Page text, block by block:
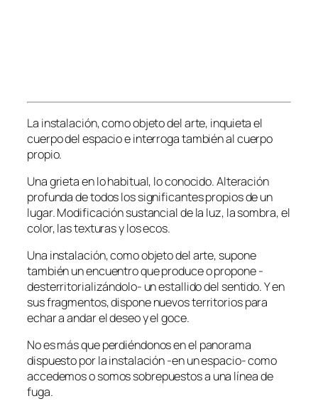
La instalación, como objeto del arte, inquieta el
cuerpo del espacio e interroga también al cuerpo
propio.
Una grieta en lo habitual, lo conocido. Alteración
profunda de todos los significantes propios de un
lugar. Modificación sustancial de la luz, la sombra, el
color, las texturas y los ecos.
Una instalación, como objeto del arte, supone
también un encuentro que produce o propone -
desterritorializándolo- un estallido del sentido. Y en
sus fragmentos, dispone nuevos territorios para
echar a andar el deseo y el goce.
No es más que perdiéndonos en el panorama
dispuesto por la instalación -en un espacio- como
accedemos o somos sobrepuestos a una línea de
fuga.